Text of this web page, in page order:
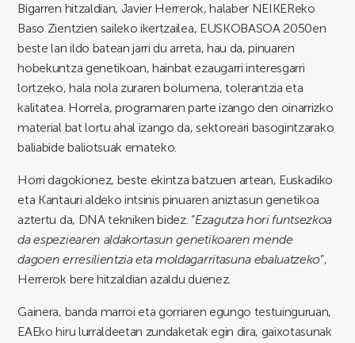
Bigarren hitzaldian, Javier Herrerok, halaber NEIKEReko
Baso Zientzien saileko ikertzailea, EUSKOBASOA 2050en
beste lan ildo batean jarri du arreta, hau da, pinuaren
hobekuntza genetikoan, hainbat ezaugarri interesgarri
lortzeko, hala nola zuraren bolumena, tolerantzia eta
kalitatea. Horrela, programaren parte izango den oinarrizko
material bat lortu ahal izango da, sektoreari basogintzarako
baliabide baliotsuak emateko.
Horri dagokionez, beste ekintza batzuen artean, Euskadiko
eta Kantauri aldeko intsinis pinuaren aniztasun genetikoa
aztertu da, DNA tekniken bidez. “Ezagutza hori funtsezkoa
da espeziearen aldakortasun genetikoaren mende
dagoen erresilientzia eta moldagarritasuna ebaluatzeko”,
Herrerok bere hitzaldian azaldu duenez.
Gainera, banda marroi eta gorriaren egungo testuinguruan,
EAEko hiru lurraldeetan zundaketak egin dira, gaixotasunak